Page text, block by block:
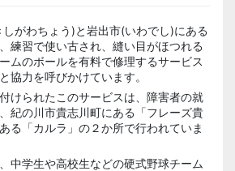
がわちょう)と岩出市(いわでし)にある
練習で使い古され、縫い目がほつれる
ムのボールを有料で修理するサービス
協力を呼びかけています。
けられたこのサービスは、障害者の就
紀の川市貴志川町にある「フレーズ貴
る「カルラ」の２か所で行われていま
中学生や高校生などの硬式野球チーム